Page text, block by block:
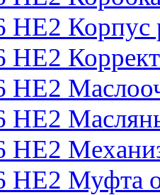
Корпус
Муфта